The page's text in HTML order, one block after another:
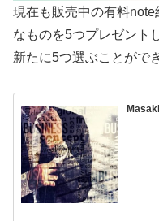
現在も販売中の有料
なものを5つプレゼント
新たに5つ選ぶことがで